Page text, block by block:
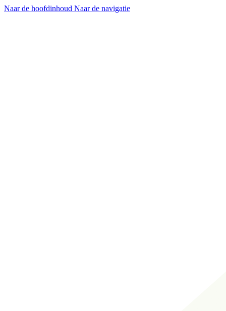
Naar de hoofdinhoud Naar de navigatie